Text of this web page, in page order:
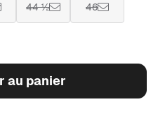
44 ½ 46
au panier